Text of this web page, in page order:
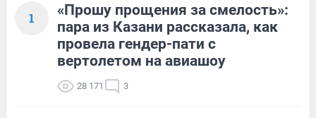
1
«Прошу прощения за смелость»:
пара из Казани рассказала, как
провела гендер-пати с
вертолетом на авиашоу
28 171 3